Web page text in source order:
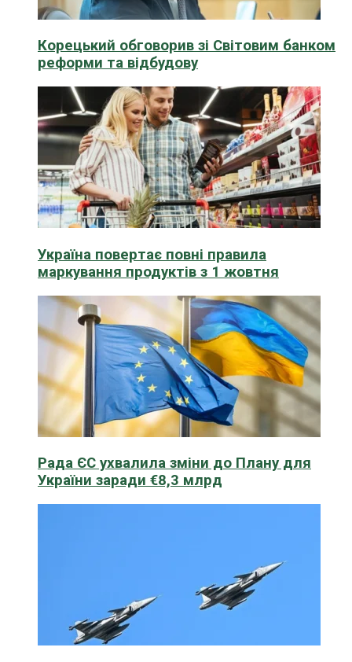
Корецький обговорив зі Світовим банком
реформи та відбудову
Україна повертає повні правила
маркування продуктів з 1 жовтня
Рада ЄС ухвалила зміни до Плану для
України заради €8,3 млрд